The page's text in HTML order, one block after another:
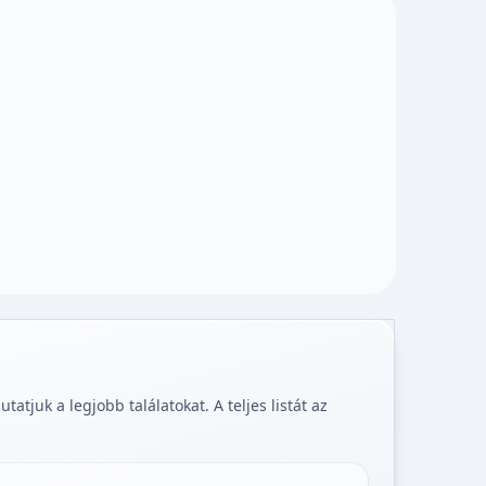
a legjobb találatokat. A teljes listát az